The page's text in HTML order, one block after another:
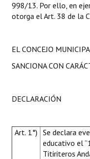
998/13. Por ello, en
otorga el Art. 38 de la
EL CONCEJO
SANCIONA CON
DECLARACIÓN
Art. 1°) Se declara
educativo el
Titiriteros